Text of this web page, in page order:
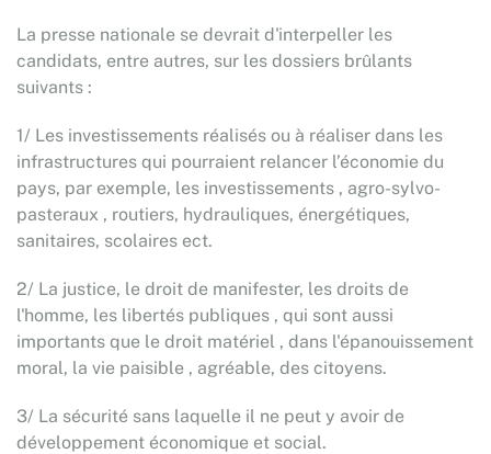
La presse nationale se devrait d'interpeller les
candidats, entre autres, sur les dossiers brûlants
suivants :
1/ Les investissements réalisés ou à réaliser dans les
infrastructures qui pourraient relancer l’économie du
pays, par exemple, les investissements , agro-sylvo-
pasteraux , routiers, hydrauliques, énergétiques,
sanitaires, scolaires ect.
2/ La justice, le droit de manifester, les droits de
l'homme, les libertés publiques , qui sont aussi
importants que le droit matériel , dans l'épanouissement
moral, la vie paisible , agréable, des citoyens.
3/ La sécurité sans laquelle il ne peut y avoir de
développement économique et social.